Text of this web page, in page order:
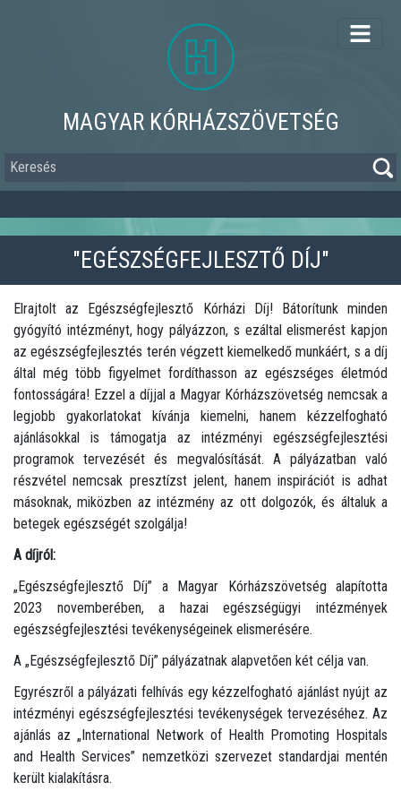
MAGYAR KÓRHÁZSZÖVETSÉG
Keresés
"EGÉSZSÉGFEJLESZTŐ DÍJ"
Elrajtolt az Egészségfejlesztő Kórházi Díj! Bátorítunk minden
gyógyító intézményt, hogy pályázzon, s ezáltal elismerést kapjon
az egészségfejlesztés terén végzett kiemelkedő munkáért, s a díj
által még több figyelmet fordíthasson az egészséges életmód
fontosságára! Ezzel a díjjal a Magyar Kórházszövetség nemcsak a
legjobb gyakorlatokat kívánja kiemelni, hanem kézzelfogható
ajánlásokkal is támogatja az intézményi egészségfejlesztési
programok tervezését és megvalósítását. A pályázatban való
részvétel nemcsak presztízst jelent, hanem inspirációt is adhat
másoknak, miközben az intézmény az ott dolgozók, és általuk a
betegek egészségét szolgálja!
A díjról:
„Egészségfejlesztő Díj” a Magyar Kórházszövetség alapította
2023 novemberében, a hazai egészségügyi intézmények
egészségfejlesztési tevékenységeinek elismerésére.
A „Egészségfejlesztő Díj” pályázatnak alapvetően két célja van.
Egyrészről a pályázati felhívás egy kézzelfogható ajánlást nyújt az
intézményi egészségfejlesztési tevékenységek tervezéséhez. Az
ajánlás az „International Network of Health Promoting Hospitals
and Health Services” nemzetközi szervezet standardjai mentén
került kialakításra.